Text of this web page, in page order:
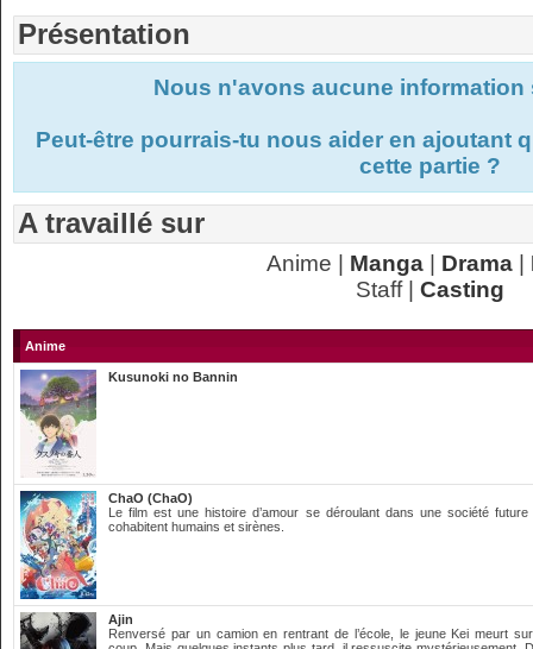
Présentation
Nous n'avons aucune
Peut-être pourrais-tu nous aider en ajoutant
cette partie ?
A travaillé sur
Anime | Manga| Drama|
Staff | Casting
Anime
Kusunoki no Bannin
ChaO (ChaO)
Le film est une histoire d’amour se déroulant dans une société future
cohabitent humains et sirènes.
Ajin
Renversé par un camion en rentrant de l’école, le jeune Kei meurt